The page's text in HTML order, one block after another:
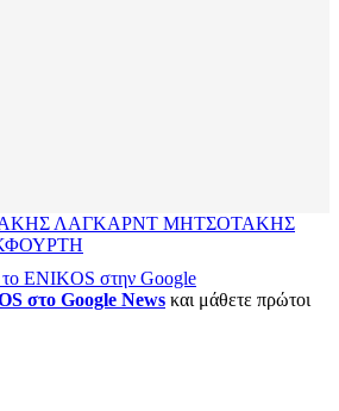
ΛΑΓΚΑΡΝΤ ΜΗΤΣΟΤΑΚΗΣ
ENIKOS στην Google
στο Google News και μάθετε πρώτοι